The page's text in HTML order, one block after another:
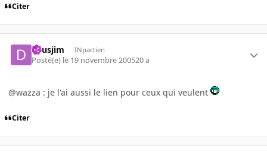
Citer
deusjim INpactien
Posté(e) le 19 novembre 200520 a
@wazza : je l'ai aussi le lien pour ceux qui veulent
Citer